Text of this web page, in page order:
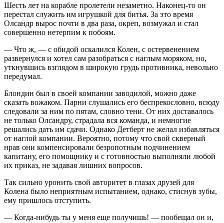
Шесть лет на корабле пролетели незаметно. Наконец-то он
перестал служить им игрушкой для битья. За это время
Олсандр вырос почти в два раза, окреп, возмужал и стал
совершенно нетерпим к побоям.
— Что ж, — с обидой оскалился Колен, с остервенением
развернулся и хотел сам разобраться с наглым моряком, но,
уткнувшись взглядом в широкую грудь противника, невольно
передумал.
Блондин был в своей компании заводилой, можно даже
сказать вожаком. Парни слушались его беспрекословно, всюду
следовали за ним по пятам, словно тени. От них доставалось
не только Олсандру, страдала вся команда, и немногие
решались дать им сдачи. Однако Детберт не желал избавляться
от наглой компании. Вероятно, потому что свой скверный
нрав они компенсировали безропотным подчинением
капитану, его помощнику и с готовностью выполняли любой
их приказ, не задавая лишних вопросов.
Так сильно уронить свой авторитет в глазах друзей для
Колена было неприятным испытанием, однако, стиснув зубы,
ему пришлось отступить.
— Когда-нибудь ты у меня еще получишь! — пообещал он и,